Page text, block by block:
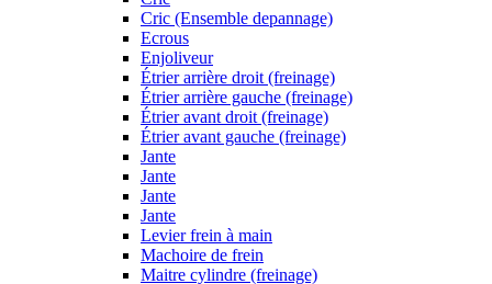
Cric (Ensemble depannage)
Ecrous
Enjoliveur
Étrier arrière droit (freinage)
Étrier arrière gauche (freinage)
Étrier avant droit (freinage)
Étrier avant gauche (freinage)
Jante
Jante
Jante
Jante
Levier frein à main
Machoire de frein
Maitre cylindre (freinage)